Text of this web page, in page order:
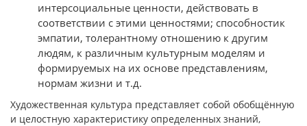
интерсоциальные ценности, действовать в
соответствии с этими ценностями; способностик
эмпатии, толерантному отношению к другим
людям, к различным культурным моделям и
формируемых на их основе представлениям,
нормам жизни и т.д.
Художественная культура представляет собой обобщённую
и целостную характеристику определенных знаний,